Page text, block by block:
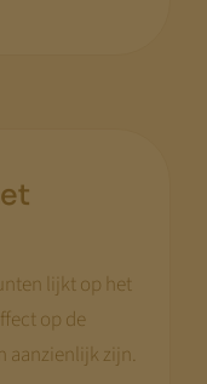
lijkt op het
op de
aanzienlijk zijn.